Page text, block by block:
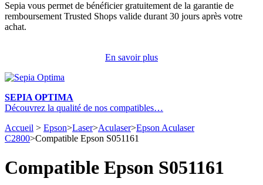
Sepia vous permet de bénéficier gratuitement de la garantie de
remboursement Trusted Shops valide durant 30 jours après votre
achat.
En savoir plus
SEPIA OPTIMA
Découvrez la qualité de nos compatibles…
Accueil > Epson>Laser>Aculaser>Epson Aculaser
C2800>Compatible Epson S051161
Compatible Epson S051161